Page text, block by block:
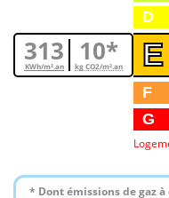
313
KWh/m².an 10*
kg CO2/m².an
D
E
F
G
* Dont émissions de gaz